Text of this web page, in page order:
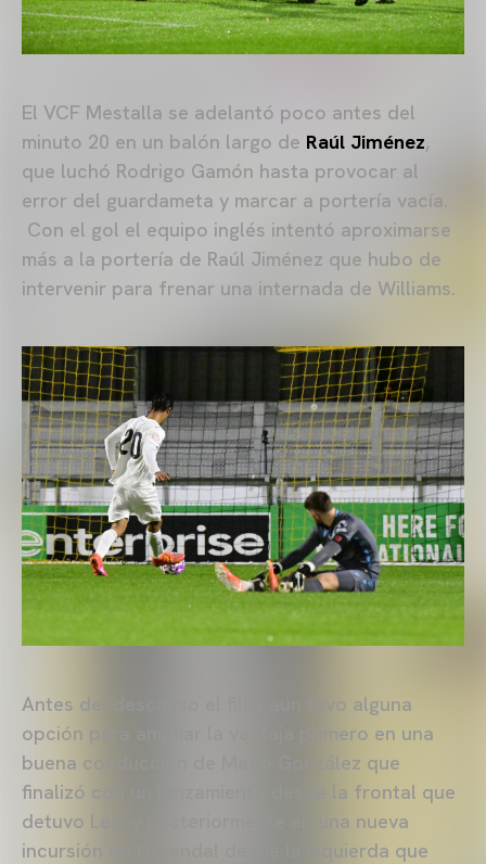
El VCF Mestalla se adelantó poco antes del
minuto 20 en un balón largo de Raúl Jiménez,
que luchó Rodrigo Gamón hasta provocar al
error del guardameta y marcar a portería vacía.
Con el gol el equipo inglés intentó aproximarse
más a la portería de Raúl Jiménez que hubo de
intervenir para frenar una internada de Williams.
Antes del descanso el filial aún tuvo alguna
opción para ampliar la ventaja primero en una
buena conducción de Mario González que
finalizó con un lanzamiento desde la frontal que
detuvo Lee, y posteriormente en una nueva
incursión de Gurendal desde la izquierda que